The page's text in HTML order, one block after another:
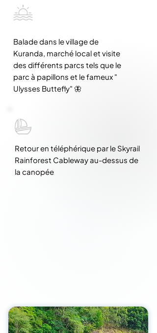
Balade dans le village de
Kuranda, marché local et visite
des différents parcs tels que le
parc à papillons et le fameux "
Ulysses Buttefly" 🦋
Retour en téléphérique par le Skyrail
Rainforest Cableway au-dessus de
la canopée